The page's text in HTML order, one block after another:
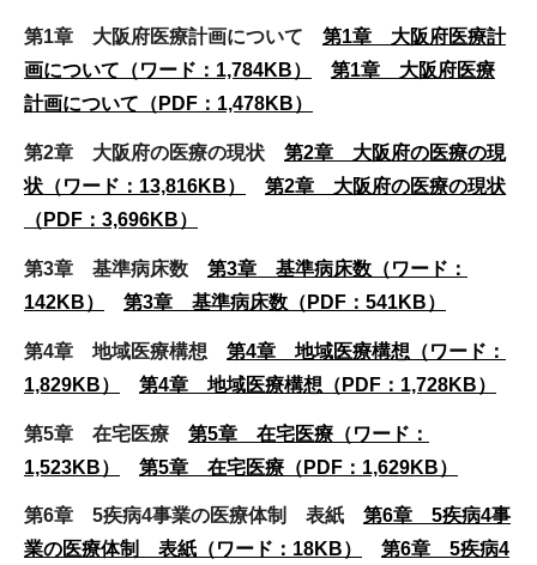
第1章 大阪府医療計画について 第1章 大阪府医療計
画について（ワード：1,784KB）
第1章 大阪府医療
計画について（PDF：1,478KB）
第2章 大阪府の医療の現状 第2章 大阪府の医療の現
状（ワード：13,816KB）
第2章 大阪府の医療の現状
（PDF：3,696KB）
第3章 基準病床数 第3章 基準病床数（ワード：
142KB）
第3章 基準病床数（PDF：541KB）
第4章 地域医療構想 第4章 地域医療構想（ワード：
1,829KB）
第4章 地域医療構想（PDF：1,728KB）
第5章 在宅医療 第5章 在宅医療（ワード：
1,523KB）
第5章 在宅医療（PDF：1,629KB）
第6章 5疾病4事業の医療体制 表紙 第6章 5疾病4事
業の医療体制 表紙（ワード：18KB）
第6章 5疾病4